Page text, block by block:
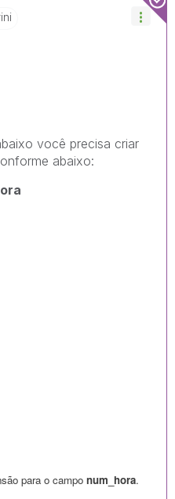
Ini
você precisa criar
abaixo:
para o campo num_hora.